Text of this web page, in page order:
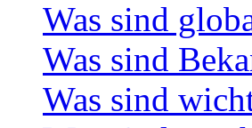
Was sind
Was sind
Was sind